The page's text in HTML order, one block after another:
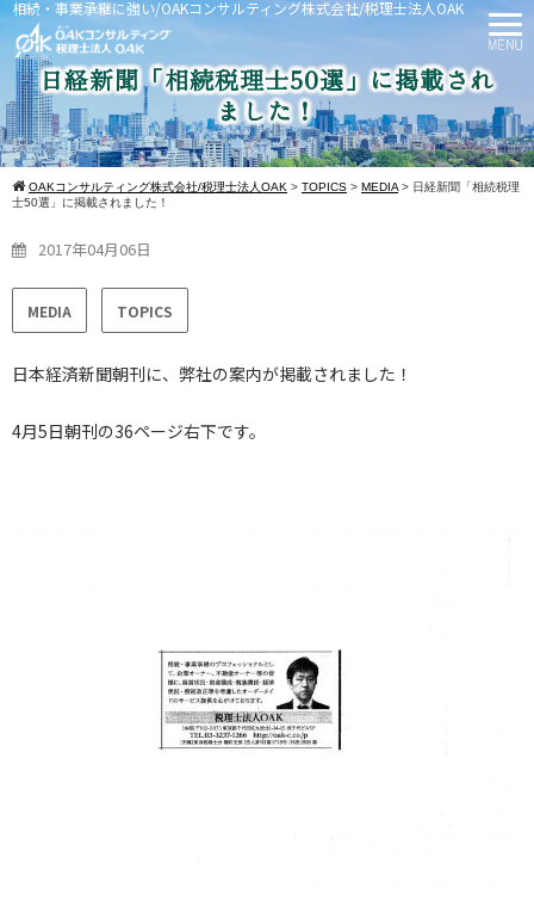
相続・事業承継に強い/OAKコンサルティング株式会社/税理士法人OAK
日経新聞「相続税理士50選」に掲載され
ました！
OAKコンサルティング株式会社/税理士法人OAK > TOPICS > MEDIA > 日経新聞「相続税理
士50選」に掲載されました！
2017年04月06日
MEDIA TOPICS
日本経済新聞朝刊に、弊社の案内が掲載されました！
4月5日朝刊の36ページ右下です。